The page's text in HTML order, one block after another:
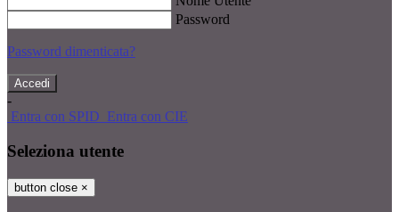
Password
Password dimenticata?
-
Entra con SPID Entra con CIE
Seleziona utente
button close ×